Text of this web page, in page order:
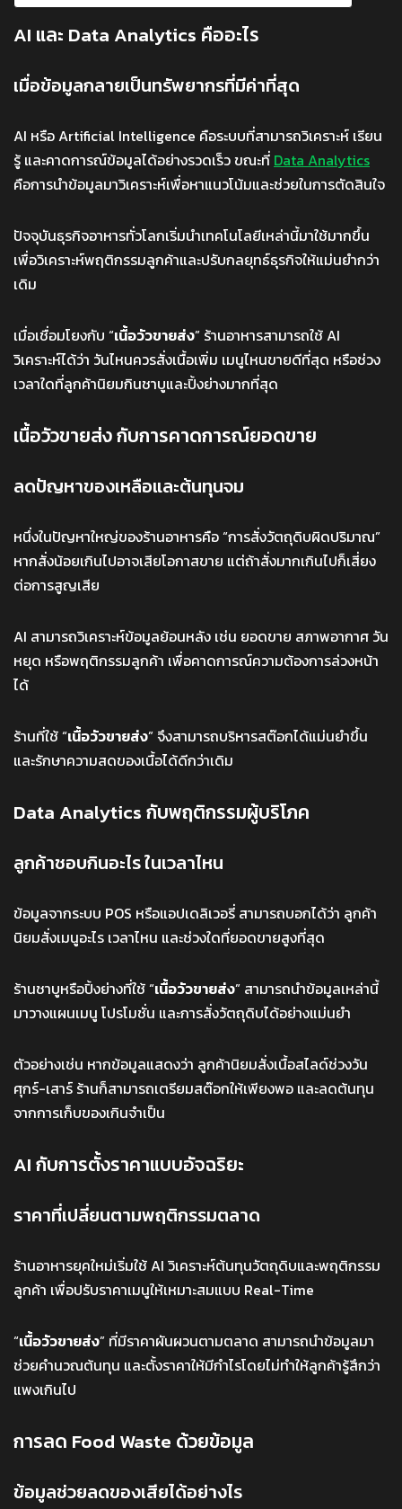
AI และ Data Analytics คืออะไร
เมื่อข้อมูลกลายเป็นทรัพยากรที่มีค่าที่สุด
AI หรือ Artificial Intelligence คือระบบที่สามารถวิเคราะห์ เรียน
รู้ และคาดการณ์ข้อมูลได้อย่างรวดเร็ว ขณะที่ Data Analytics
คือการนำข้อมูลมาวิเคราะห์เพื่อหาแนวโน้มและช่วยในการตัดสินใจ
ปัจจุบันธุรกิจอาหารทั่วโลกเริ่มนำเทคโนโลยีเหล่านี้มาใช้มากขึ้น
เพื่อวิเคราะห์พฤติกรรมลูกค้าและปรับกลยุทธ์ธุรกิจให้แม่นยำกว่า
เดิม
เมื่อเชื่อมโยงกับ “เนื้อวัวขายส่ง” ร้านอาหารสามารถใช้ AI
วิเคราะห์ได้ว่า วันไหนควรสั่งเนื้อเพิ่ม เมนูไหนขายดีที่สุด หรือช่วง
เวลาใดที่ลูกค้านิยมกินชาบูและปิ้งย่างมากที่สุด
เนื้อวัวขายส่ง กับการคาดการณ์ยอดขาย
ลดปัญหาของเหลือและต้นทุนจม
หนึ่งในปัญหาใหญ่ของร้านอาหารคือ “การสั่งวัตถุดิบผิดปริมาณ”
หากสั่งน้อยเกินไปอาจเสียโอกาสขาย แต่ถ้าสั่งมากเกินไปก็เสี่ยง
ต่อการสูญเสีย
AI สามารถวิเคราะห์ข้อมูลย้อนหลัง เช่น ยอดขาย สภาพอากาศ วัน
หยุด หรือพฤติกรรมลูกค้า เพื่อคาดการณ์ความต้องการล่วงหน้า
ได้
ร้านที่ใช้ “เนื้อวัวขายส่ง” จึงสามารถบริหารสต๊อกได้แม่นยำขึ้น
และรักษาความสดของเนื้อได้ดีกว่าเดิม
Data Analytics กับพฤติกรรมผู้บริโภค
ลูกค้าชอบกินอะไร ในเวลาไหน
ข้อมูลจากระบบ POS หรือแอปเดลิเวอรี่ สามารถบอกได้ว่า ลูกค้า
นิยมสั่งเมนูอะไร เวลาไหน และช่วงใดที่ยอดขายสูงที่สุด
ร้านชาบูหรือปิ้งย่างที่ใช้ “เนื้อวัวขายส่ง” สามารถนำข้อมูลเหล่านี้
มาวางแผนเมนู โปรโมชั่น และการสั่งวัตถุดิบได้อย่างแม่นยำ
ตัวอย่างเช่น หากข้อมูลแสดงว่า ลูกค้านิยมสั่งเนื้อสไลด์ช่วงวัน
ศุกร์-เสาร์ ร้านก็สามารถเตรียมสต๊อกให้เพียงพอ และลดต้นทุน
จากการเก็บของเกินจำเป็น
AI กับการตั้งราคาแบบอัจฉริยะ
ราคาที่เปลี่ยนตามพฤติกรรมตลาด
ร้านอาหารยุคใหม่เริ่มใช้ AI วิเคราะห์ต้นทุนวัตถุดิบและพฤติกรรม
ลูกค้า เพื่อปรับราคาเมนูให้เหมาะสมแบบ Real-Time
“เนื้อวัวขายส่ง” ที่มีราคาผันผวนตามตลาด สามารถนำข้อมูลมา
ช่วยคำนวณต้นทุน และตั้งราคาให้มีกำไรโดยไม่ทำให้ลูกค้ารู้สึกว่า
แพงเกินไป
การลด Food Waste ด้วยข้อมูล
ข้อมูลช่วยลดของเสียได้อย่างไร